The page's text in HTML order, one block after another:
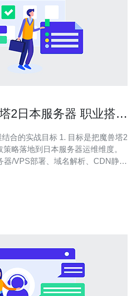
2日本服务器 职业搭配
合的实战目标 1. 目标是把魔兽塔2
略落地到日本服务器运维维度。
器/VPS部署、域名解析、CDN静态
位置做对比。 4. 通过延迟、带宽